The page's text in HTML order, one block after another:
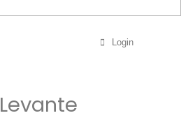
Login
Levante